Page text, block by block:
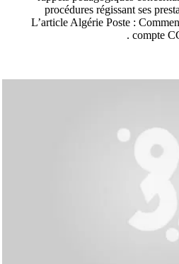
Algérie Poste :
Fidèle à sa démarche de
rappels pédagogiques
procédures régissant ses